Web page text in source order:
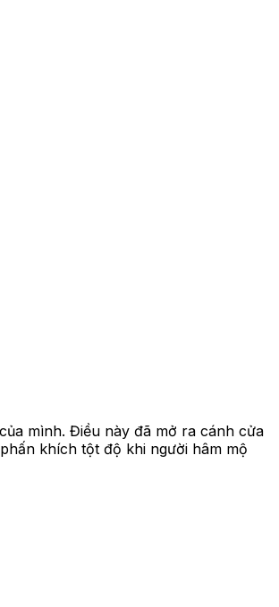
mình. Điều này đã mở ra cánh cửa
khích tột độ khi người hâm mộ